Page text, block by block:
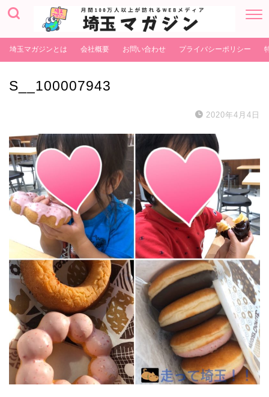
埼玉マガジンとは 会社概要 お問い合わせ プライバシーポリシー
S__100007943
2020年4月4日